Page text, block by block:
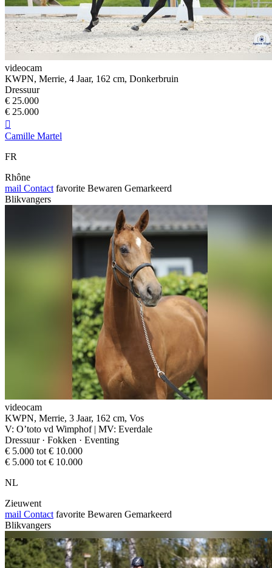
videocam
KWPN, Merrie, 4 Jaar, 162 cm, Donkerbruin
Dressuur
€ 25.000
€ 25.000

Camille Martel
FR
Rhône
mail Contact favorite Bewaren Gemarkeerd
Blikvangers
videocam
KWPN, Merrie, 3 Jaar, 162 cm, Vos
V: O’toto vd Wimphof | MV: Everdale
Dressuur · Fokken · Eventing
€ 5.000 tot € 10.000
€ 5.000 tot € 10.000
NL
Zieuwent
mail Contact favorite Bewaren Gemarkeerd
Blikvangers